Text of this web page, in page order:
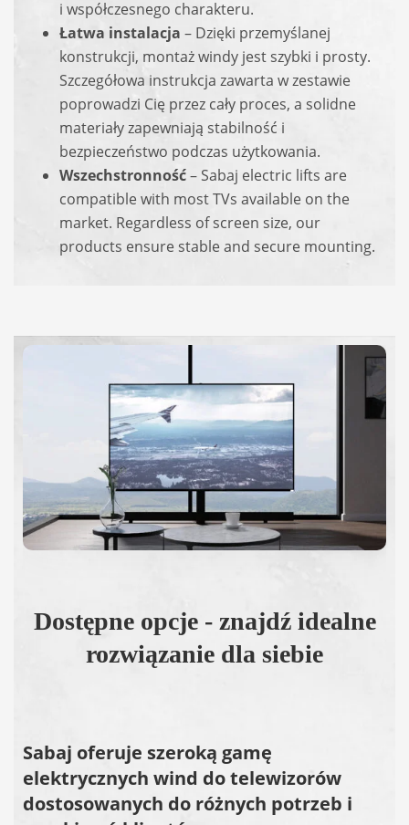
i współczesnego charakteru.
Łatwa instalacja – Dzięki przemyślanej
konstrukcji, montaż windy jest szybki i prosty.
Szczegółowa instrukcja zawarta w zestawie
poprowadzi Cię przez cały proces, a solidne
materiały zapewniają stabilność i
bezpieczeństwo podczas użytkowania.
Wszechstronność– Sabaj electric lifts are
compatible with most TVs available on the
market. Regardless of screen size, our
products ensure stable and secure mounting.
Dostępne opcje - znajdź idealne
rozwiązanie dla siebie
Sabaj oferuje szeroką gamę
elektrycznych wind do telewizorów
dostosowanych do różnych potrzeb i